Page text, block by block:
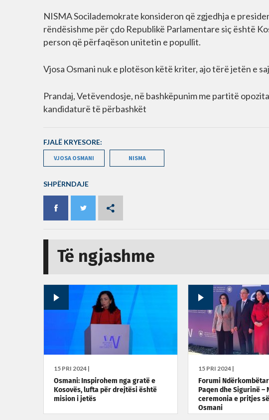
NISMA Socilademokrate konsideron që zgjedhja e
rëndësishme për çdo Republikë Parlamentare siç është
person që përfaqëson unitetin e popullit.
Vjosa Osmani nuk e plotëson këtë kriter, ajo tërë jetën e
Prandaj, Vetëvendosje, në bashkëpunim me partitë
kandidaturë të përbashkët
FJALË KRYESORE:
VJOSA OSMANI NISMA
SHPËRNDAJE
Të ngjashme
15 PRI 2024 |
Osmani: Inspirohem nga gratë e
Kosovës, lufta për drejtësi është
mision i jetës
15 PRI 2024 |
Forumi
Paqen dhe Sigurinë –
ceremonia e pritjes
Osmani